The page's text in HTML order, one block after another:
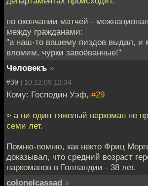
по окончании матчей -
между гражданами:
"а наш-то вашему пиздов выдал, и
вломим, чурки завоёванные!"
Человекъ »
#39 | 10.12.09 12:34
Кому: Господин Уэф, #29
> а ни один тяжелый наркоман не
семи лет.
Помню-помню, как некто Фриц
доказывал, что средний возраст
наркоманов в Голландии - 38 лет.
colonelcassad »